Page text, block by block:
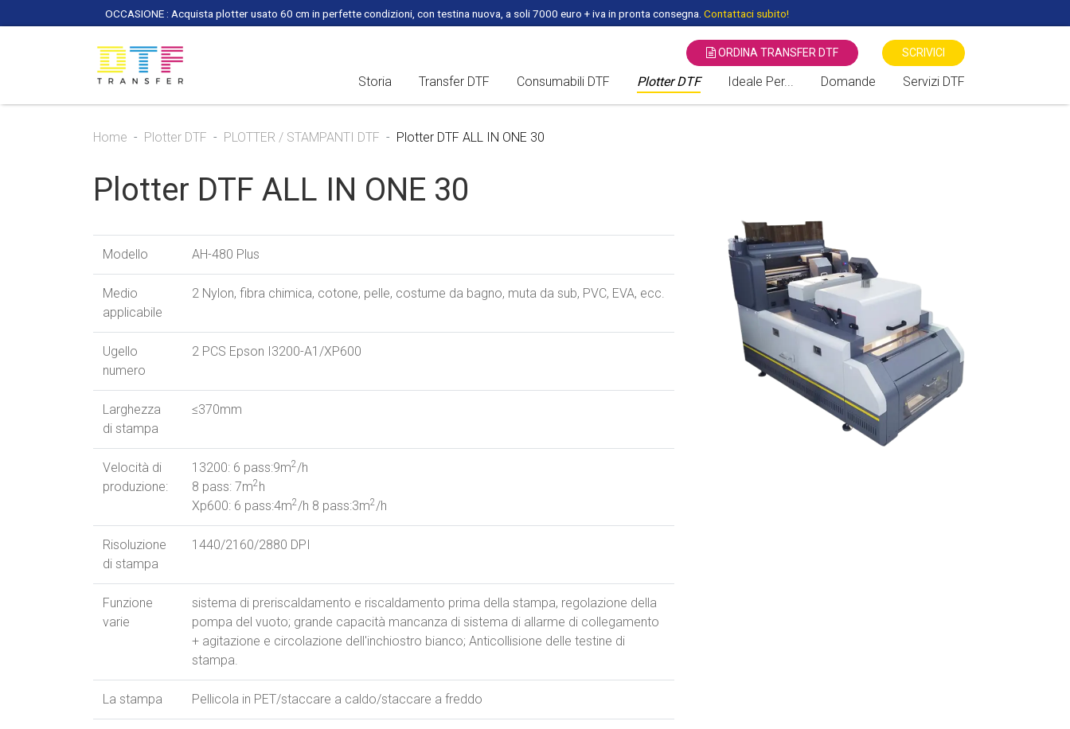
OCCASIONE : Acquista plotter usato 60 cm in perfette condizioni, con testina nuova, a soli 7000 euro + iva in pronta consegna. Contattaci subito!
ORDINA TRANSFER DTF SCRIVICI
Storia Transfer DTF Consumabili DTF
PEZZI DI RICAMBIO DTF
INCHIOSTRI DTF
Plotter DTF Ideale Per...
Negozi di Moda
Cartolerie / Giornalai
Locali / Bar / Discoteche
Fiere / Eventi / Mercati
Nuovi Brand Emergenti
Merchandising per Influencer
Domande Servizi DTF
Home Plotter DTF PLOTTER / STAMPANTI DTF Plotter DTF ALL IN ONE 30
Plotter DTF ALL IN ONE 30
Modello AH-480 Plus
Medio
applicabile
2 Nylon, fibra chimica, cotone, pelle, costume da bagno, muta da sub, PVC, EVA, ecc.
Ugello
numero
2 PCS Epson I3200-A1/XP600
Larghezza
di stampa
≤370mm
Velocità di
produzione:
13200: 6 pass:9m2/h
8 pass: 7m2 h
Xp600: 6 pass:4m2/h 8 pass:3m2/h
Risoluzione
di stampa
1440/2160/2880 DPI
Funzione
varie
sistema di preriscaldamento e riscaldamento prima della stampa, regolazione della
pompa del vuoto; grande capacità mancanza di sistema di allarme di collegamento
+ agitazione e circolazione dell'inchiostro bianco; Anticollisione delle testine di
stampa.
La stampa Pellicola in PET/staccare a caldo/staccare a freddo